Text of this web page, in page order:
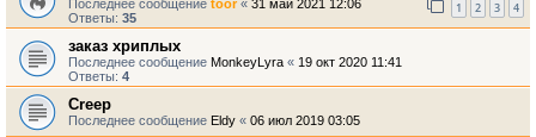
Последнее сообщение toor « 31 май 2021 12:06
Ответы: 35
1 2 3 4
заказ хриплых
Последнее сообщение MonkeyLyra « 19 окт 2020 11:41
Ответы: 4
Creep
Последнее сообщение Eldy « 06 июл 2019 03:05